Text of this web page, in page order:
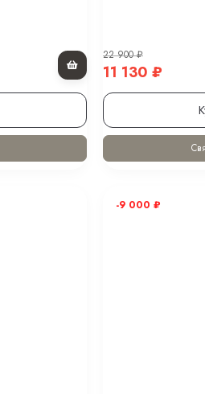
22 900₽
11 130₽
-9 000₽